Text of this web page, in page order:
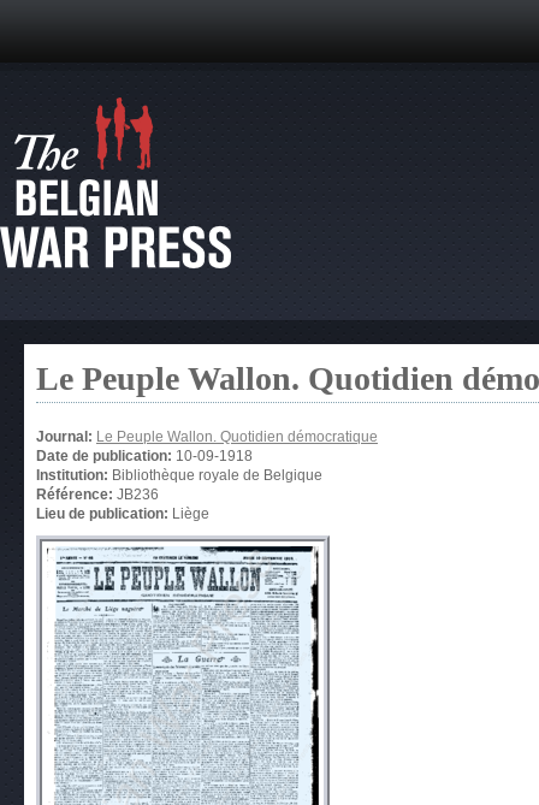
Le Peuple Wallon. Quotidien
Journal: Le Peuple Wallon. Quotidien démocratique
Date de publication: 10-09-1918
Institution: Bibliothèque royale de Belgique
Référence: JB236
Lieu de publication: Liège